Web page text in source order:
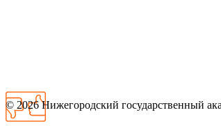
© 2026Нижегородский государственный